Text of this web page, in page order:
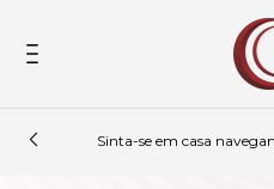
Sinta-se em casa